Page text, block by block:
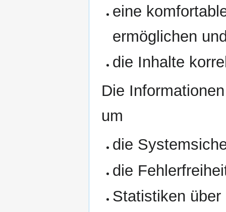
eine
ermöglichen
die Inhalte
Die
um
die
die
Statistiken